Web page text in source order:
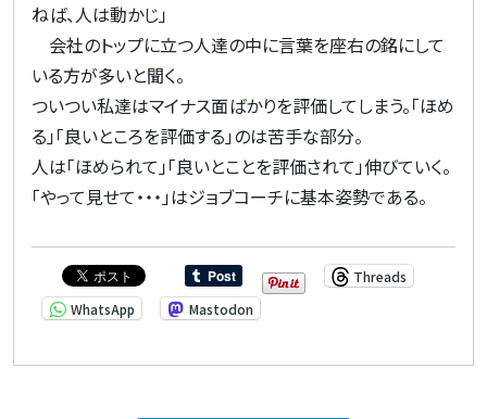
ねば、人は動かじ」
会社のトップに立つ人達の中に言葉を座右の銘にして
いる方が多いと聞く。
ついつい私達はマイナス面ばかりを評価してしまう。「ほめ
る」「良いところを評価する」のは苦手な部分。
人は「ほめられて」「良いとことを評価されて」伸びていく。
「やって見せて・・・」はジョブコーチに基本姿勢である。
Threads
WhatsApp
Mastodon